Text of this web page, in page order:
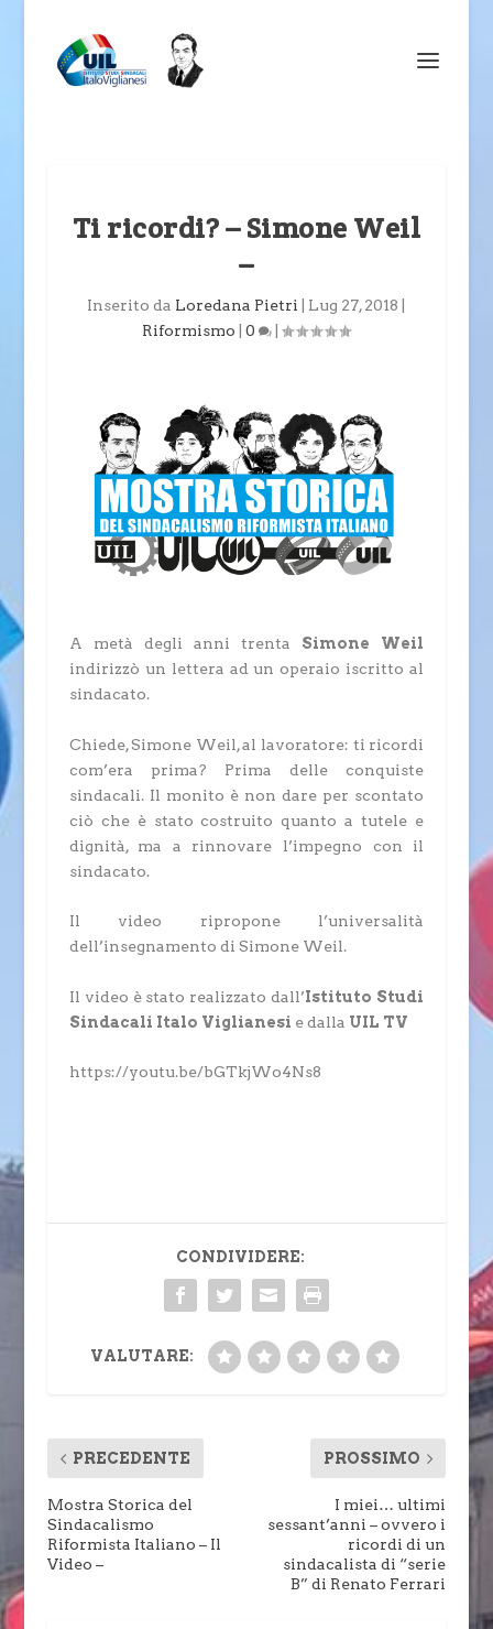
Ti ricordi? – Simone Weil
–
Inserito da Loredana Pietri Lug 27, 2018
Riformismo |0 |
A metà degli anni trenta Simone Weil
indirizzò un lettera ad un operaio iscritto al
sindacato.
Chiede, Simone Weil, al lavoratore: ti ricordi
com’era prima? Prima delle conquiste
sindacali. Il monito è non dare per scontato
ciò che è stato costruito quanto a tutele e
dignità, ma a rinnovare l’impegno con il
sindacato.
Il video ripropone l’universalità
dell’insegnamento di Simone Weil.
Il video è stato realizzato dall’Istituto Studi
Sindacali Italo Viglianesi e dalla UIL TV
https://youtu.be/bGTkjWo4Ns8
CONDIVIDERE:
VALUTARE:
PRECEDENTE
Mostra Storica del
Sindacalismo
Riformista Italiano – Il
Video –
PROSSIMO
I miei… ultimi
sessant’anni – ovvero i
ricordi di un
sindacalista di “serie
B” di Renato Ferrari